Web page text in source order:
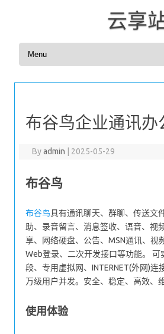
云享
Skip to content
布谷鸟企业通讯办
Byadmin 2025-05-29
布谷鸟
布谷鸟具有通讯聊天、群聊、传送文
助、录音留言、消息签收、语音、视
享、网络硬盘、公告、MSN通讯、视
Web登录、二次开发接口等功能。 可
段、专用虚拟网、INTERNET(外网)连
万级用户并发。安全、稳定、高效、
使用体验